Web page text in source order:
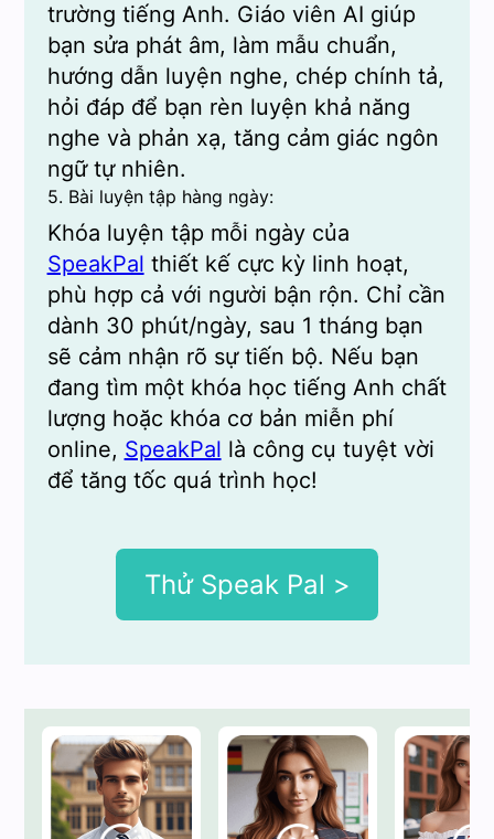
trường tiếng Anh. Giáo viên AI giúp
bạn sửa phát âm, làm mẫu chuẩn,
hướng dẫn luyện nghe, chép chính tả,
hỏi đáp để bạn rèn luyện khả năng
nghe và phản xạ, tăng cảm giác ngôn
ngữ tự nhiên.
5. Bài luyện tập hàng ngày:
Khóa luyện tập mỗi ngày của
SpeakPal thiết kế cực kỳ linh hoạt,
phù hợp cả với người bận rộn. Chỉ cần
dành 30 phút/ngày, sau 1 tháng bạn
sẽ cảm nhận rõ sự tiến bộ. Nếu bạn
đang tìm một khóa học tiếng Anh chất
lượng hoặc khóa cơ bản miễn phí
online, SpeakPal là công cụ tuyệt vời
để tăng tốc quá trình học!
Thử Speak Pal >